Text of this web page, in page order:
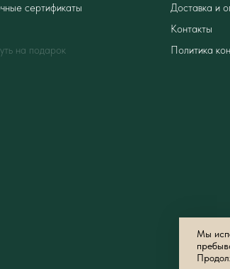
сертификаты
на подарок
Контакты
Доставка и
Политика
Мы